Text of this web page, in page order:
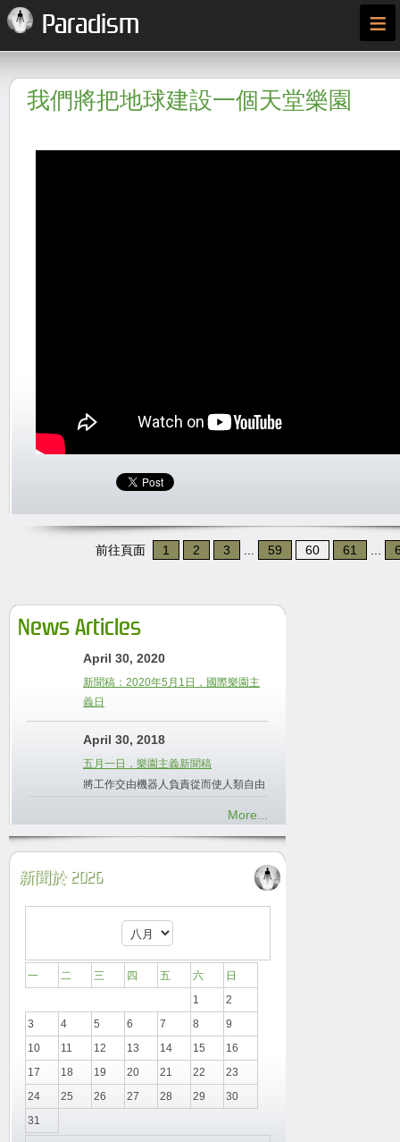
Paradism ≡
我們將把地球建設一個天堂樂園
前往頁面 1 2 3 59 60 61
News Articles
April 30, 2020
新聞稿：2020年5月1日，國際樂園主
義日
April 30, 2018
五月一日，樂園主義新聞稿
將工作交由機器人負責從而使人類自由
More...
新聞於 2026
一 二 三 四 五 六
日
1
2
3
4 5 6 7 8
9
10
11 12 13 14 15
16
17
18 19 20 21 22
23
24
25 26 27 28 29
30
31